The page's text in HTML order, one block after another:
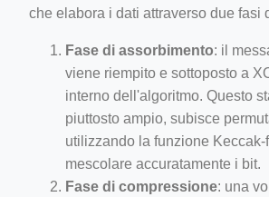
che elabora i dati attraverso due fasi
Fase di assorbimento: il
viene riempito e sottoposto a
interno dell'algoritmo. Questo
piuttosto ampio, subisce
utilizzando la funzione Keccak-
mescolare accuratamente i bit.
Fase di compressione: una